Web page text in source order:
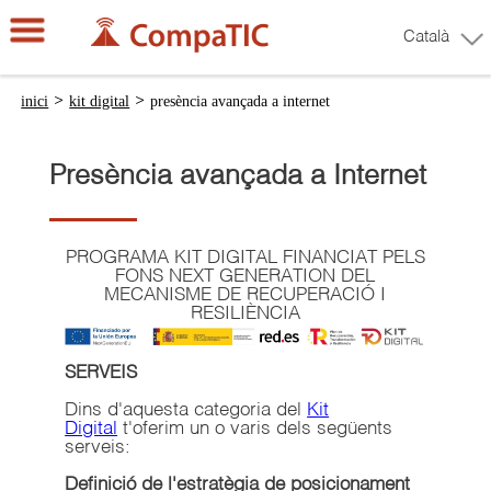
Català
inici > kit digital > presència avançada a internet
Presència avançada a Internet
PROGRAMA KIT DIGITAL FINANCIAT PELS
FONS NEXT GENERATION DEL
MECANISME DE RECUPERACIÓ I
RESILIÈNCIA
SERVEIS
Dins d'aquesta categoria del
Kit
Digital t'oferim un o varis dels següents
serveis:
Definició de l'estratègia de posicionament